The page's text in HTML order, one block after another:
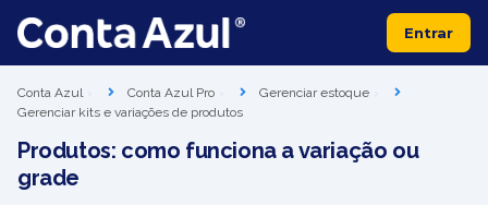
Entrar
Conta Azul Conta Azul Pro
Gerenciar estoque
Gerenciar kits e variações de produtos
Produtos: como funciona a variação ou
grade